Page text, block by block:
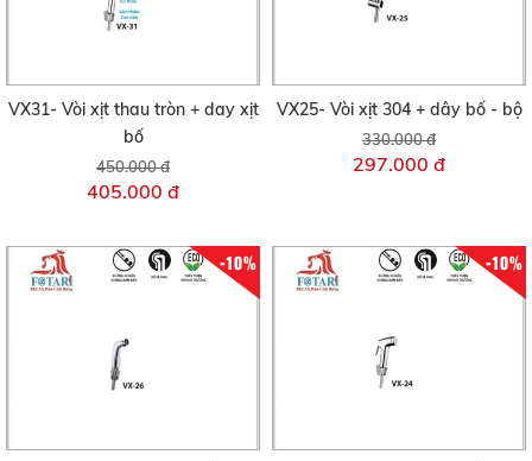
VX31- Vòi xịt thau tròn + day xịt
bố
450.000 đ
405.000 đ
VX25- Vòi xịt 304 + dây bố - bộ
330.000 đ
297.000 đ
-10% -10%